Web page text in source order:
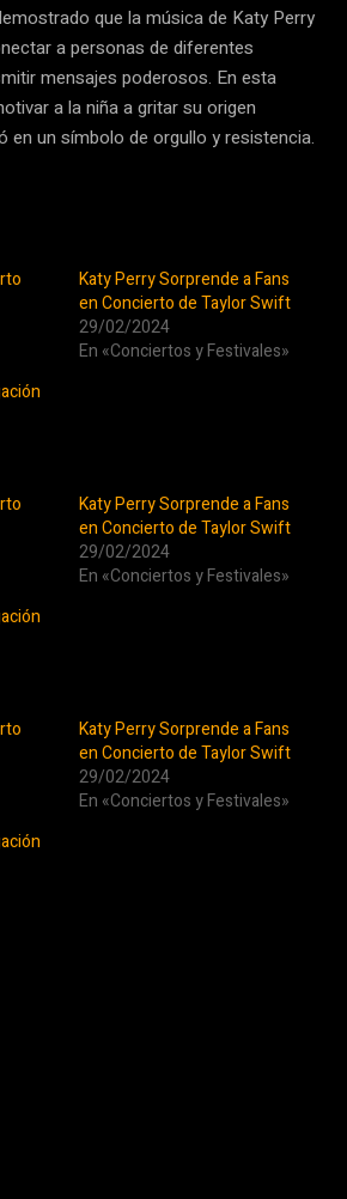
que la música de Katy Perry
a personas de diferentes
mensajes poderosos. En esta
a la niña a gritar su origen
en un símbolo de orgullo y resistencia.
Katy Perry Sorprende a Fans
en Concierto de Taylor Swift
29/02/2024
En «Conciertos y Festivales»
Katy Perry Sorprende a Fans
en Concierto de Taylor Swift
29/02/2024
En «Conciertos y Festivales»
Katy Perry Sorprende a Fans
en Concierto de Taylor Swift
29/02/2024
En «Conciertos y Festivales»